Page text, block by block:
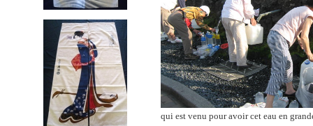
qui est venu pour avoir cet eau en